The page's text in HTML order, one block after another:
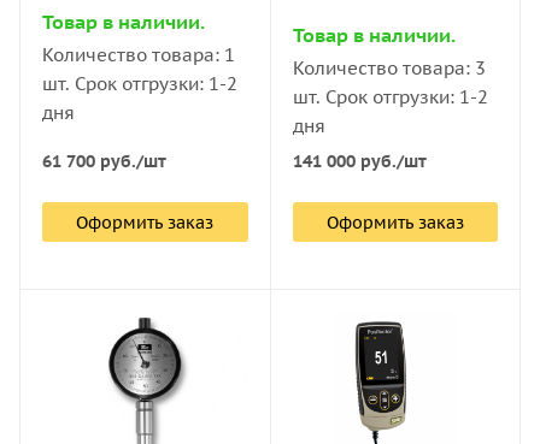
Товар в наличии.
Количество товара: 1
шт. Срок отгрузки: 1-2
дня
61 700 руб./шт
Оформить заказ
Товар в наличии.
Количество товара: 3
шт. Срок отгрузки: 1-2
дня
141 000руб./шт
Оформить заказ